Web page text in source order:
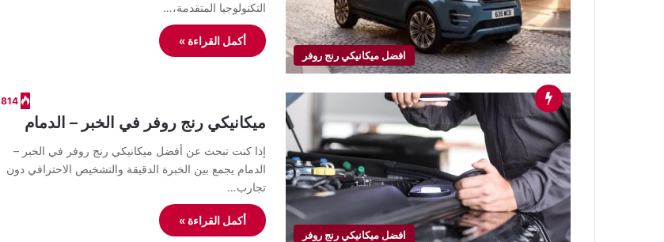
افضل ميكانيكي رنج روفر
التكنولوجيا المتقدمة،…
أكمل القراءة »
افضل ميكانيكي رنج روفر
814
ميكانيكي رنج روفر في الخبر – الدمام
إذا كنت تبحث عن أفضل ميكانيكي رنج روفر في الخبر –
الدمام يجمع بين الخبرة الدقيقة والتشخيص الاحترافي دون
تجارب…
أكمل القراءة »